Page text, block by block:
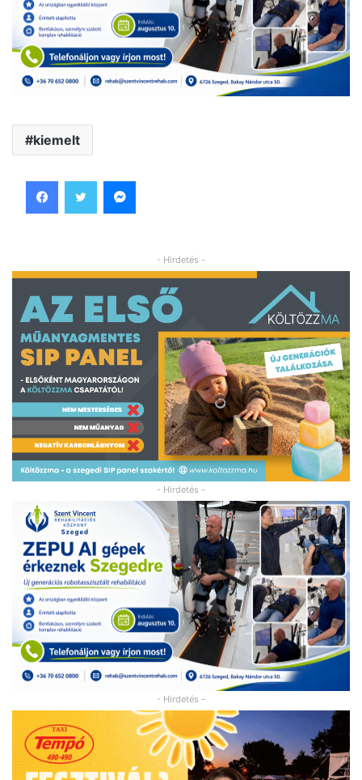
kiemelt
- Hirdetés -
- Hirdetés -
- Hirdetés -